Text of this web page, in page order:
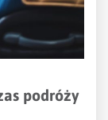
podróży